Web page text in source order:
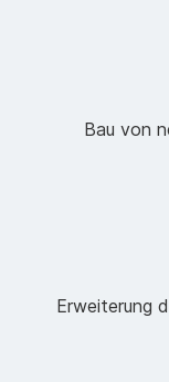
Bau von
Erweiterung